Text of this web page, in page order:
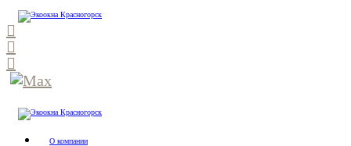
О компании